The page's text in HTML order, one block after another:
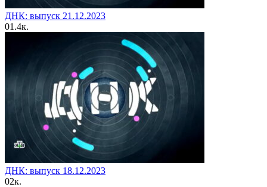
ДНК: выпуск 21.12.2023
01.4к.
ДНК: выпуск 18.12.2023
02к.